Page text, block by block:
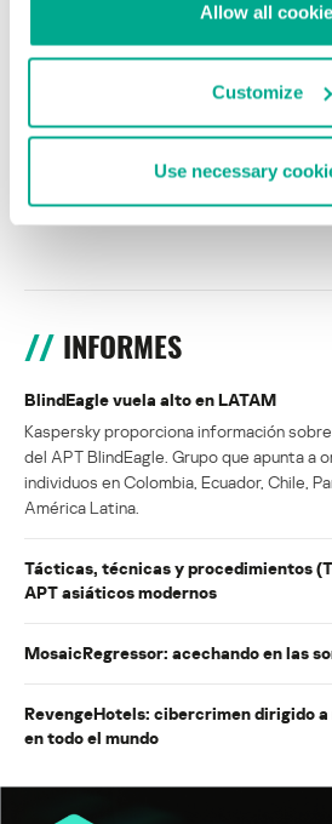
Allow all
Customize
Use necessary
la Copa Mundial de Fútbol 2026
ISABEL MANJARREZ
INFORMES
BlindEagle vuela alto en LATAM
Kaspersky proporciona información
del APT BlindEagle. Grupo que apunta a
individuos en Colombia, Ecuador, Chile,
América Latina.
Tácticas, técnicas y procedimientos
APT asiáticos modernos
MosaicRegressor: acechando en las
RevengeHotels: cibercrimen dirigido
en todo el mundo